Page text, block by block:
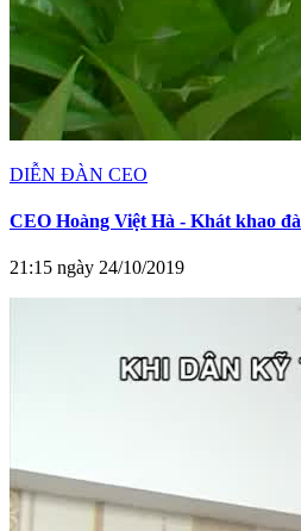
DIỄN ĐÀN CEO
CEO Hoàng Việt Hà - Khát khao
21:15 ngày 24/10/2019